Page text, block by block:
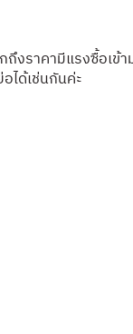
ราคามีแรงซื้อเข้า
ได้เช่นกันค่ะ